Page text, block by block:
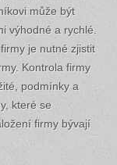
může být
výhodné a rychlé.
je nutné zjistit
Kontrola firmy
podmínky a
které se
firmy bývají